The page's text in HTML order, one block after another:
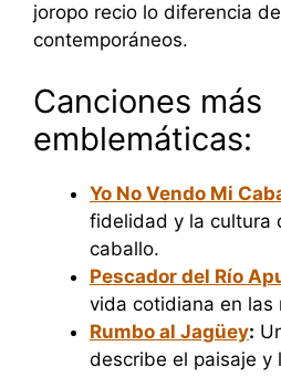
joropo recio lo diferencia
contemporáneos.
Canciones más
emblemáticas:
Yo No Vendo Mi
fidelidad y la cultura
caballo.
Pescador del Río
vida cotidiana en las
Rumbo al Jagüey:
describe el paisaje y